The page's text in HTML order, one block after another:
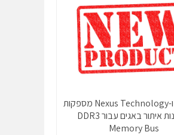
Agilent ו-Nexus Technology מספקות
פתרונות איתור באגים עבור DDR3
Memory Bus